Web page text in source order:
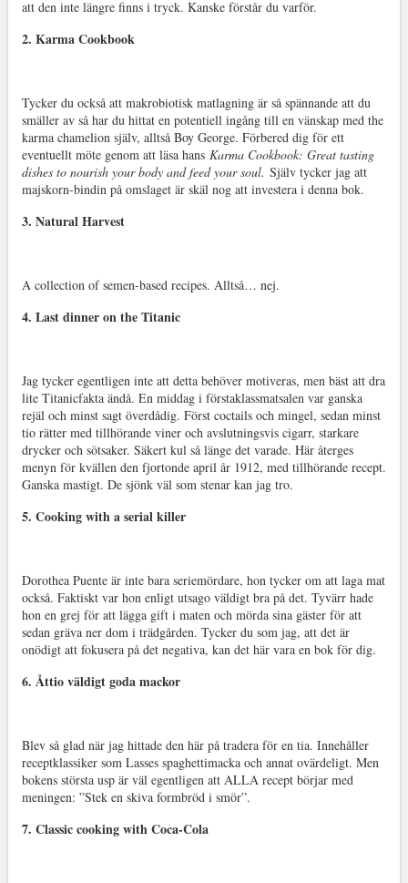
att den inte längre finns i tryck. Kanske förstår du varför.
2. Karma Cookbook
Tycker du också att makrobiotisk matlagning är så spännande att du
smäller av så har du hittat en potentiell ingång till en vänskap med the
karma chamelion själv, alltså Boy George. Förbered dig för ett
eventuellt möte genom att läsa hans Karma Cookbook: Great tasting
dishes to nourish your body and feed your soul. Själv tycker jag att
majskorn-bindin på omslaget är skäl nog att investera i denna bok.
3. Natural Harvest
A collection of semen-based recipes. Alltså… nej.
4. Last dinner on the Titanic
Jag tycker egentligen inte att detta behöver motiveras, men bäst att dra
lite Titanicfakta ändå. En middag i förstaklassmatsalen var ganska
rejäl och minst sagt överdådig. Först coctails och mingel, sedan minst
tio rätter med tillhörande viner och avslutningsvis cigarr, starkare
drycker och sötsaker. Säkert kul så länge det varade. Här återges
menyn för kvällen den fjortonde april år 1912, med tillhörande recept.
Ganska mastigt. De sjönk väl som stenar kan jag tro.
5. Cooking with a serial killer
Dorothea Puente är inte bara seriemördare, hon tycker om att laga mat
också. Faktiskt var hon enligt utsago väldigt bra på det. Tyvärr hade
hon en grej för att lägga gift i maten och mörda sina gäster för att
sedan gräva ner dom i trädgården. Tycker du som jag, att det är
onödigt att fokusera på det negativa, kan det här vara en bok för dig.
6. Åttio väldigt goda mackor
Blev så glad när jag hittade den här på tradera för en tia. Innehåller
receptklassiker som Lasses spaghettimacka och annat ovärdeligt. Men
bokens största usp är väl egentligen att ALLA recept börjar med
meningen: ”Stek en skiva formbröd i smör”.
7. Classic cooking with Coca-Cola